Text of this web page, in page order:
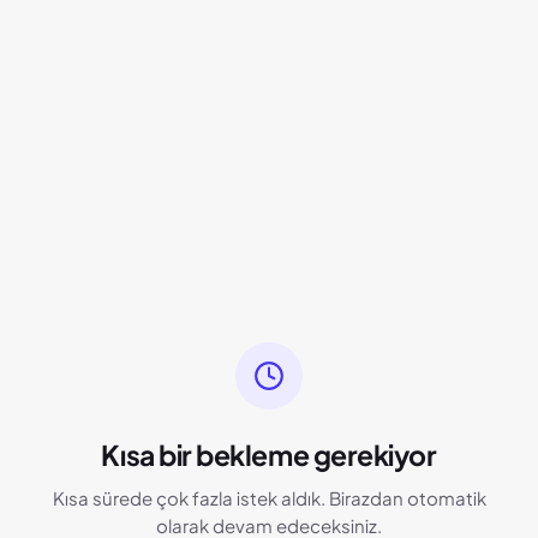
Kısa bir bekleme gerekiyor
Kısa sürede çok fazla istek aldık. Birazdan otomatik
olarak devam edeceksiniz.